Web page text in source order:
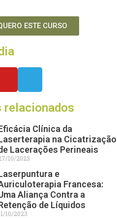
ESTE CURSO
relacionados
Clínica da
na Cicatrização
Lacerações Perineais
10/2023
e
Francesa:
Aliança Contra a
de Líquidos
10/2023